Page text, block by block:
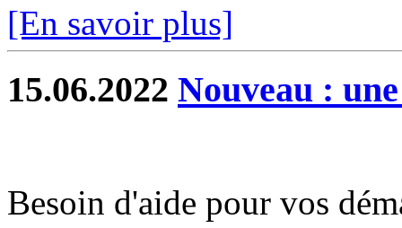
[En savoir plus]
15.06.2022 Nouveau :
Besoin d'aide pour vos